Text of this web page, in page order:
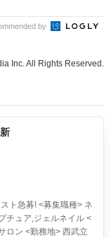
by
Inc. All Rights Reserved.
ト急募! <募集職種> ネ
チュア,ジェルネイル <
ロン <勤務地> 西武立